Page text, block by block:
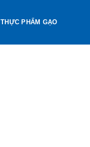
THỰC PHẨM GẠO